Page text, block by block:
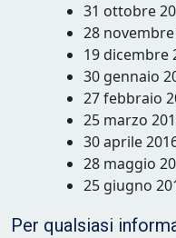
31 ottobre
28
19 dicembre
30 gennaio
27 febbraio
25 marzo
30 aprile
28 maggio
25 giugno
Per qualsiasi